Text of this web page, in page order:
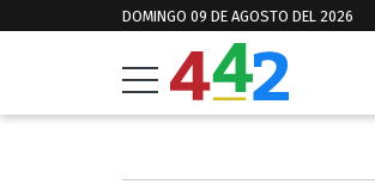
DOMINGO 09 DE AGOSTO DEL 2026